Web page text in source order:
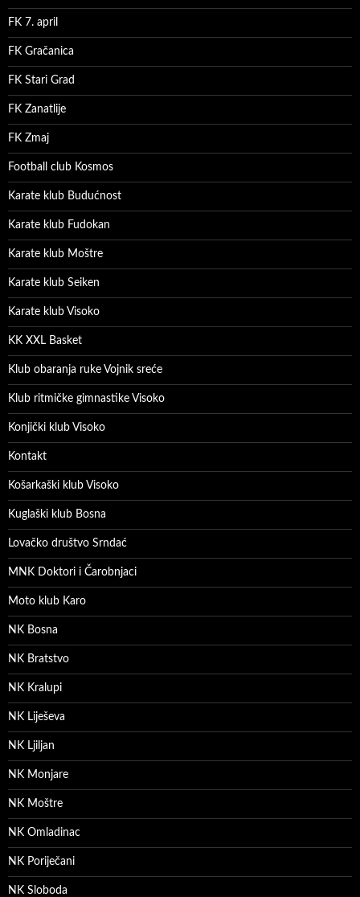
FK 7. april
FK Gračanica
FK Stari Grad
FK Zanatlije
FK Zmaj
Football club Kosmos
Karate klub Budućnost
Karate klub Fudokan
Karate klub Moštre
Karate klub Seiken
Karate klub Visoko
KK XXL Basket
Klub obaranja ruke Vojnik sreće
Klub ritmičke gimnastike Visoko
Konjički klub Visoko
Kontakt
Košarkaški klub Visoko
Kuglaški klub Bosna
Lovačko društvo Srndać
MNK Doktori i Čarobnjaci
Moto klub Karo
NK Bosna
NK Bratstvo
NK Kralupi
NK Liješeva
NK Ljiljan
NK Monjare
NK Moštre
NK Omladinac
NK Poriječani
NK Sloboda